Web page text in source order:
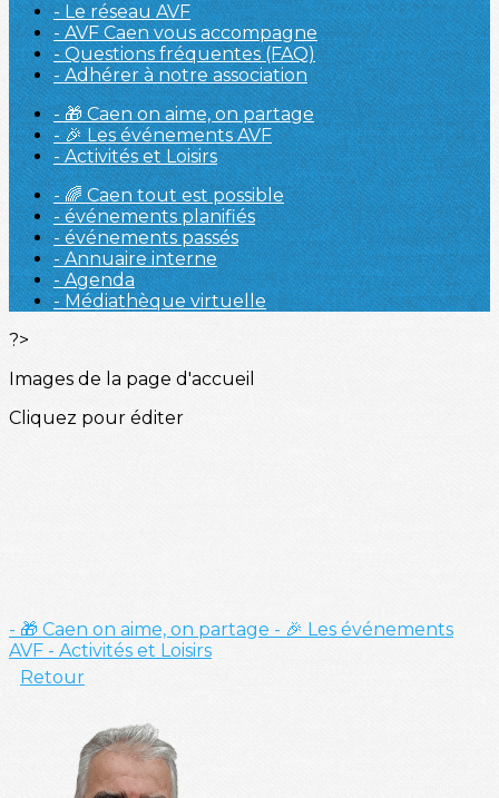
- Le réseau AVF
- AVF Caen vous accompagne
- Questions fréquentes (FAQ)
- Adhérer à notre association
- 🎁 Caen on aime, on partage
- 🎉 Les événements AVF
- Activités et Loisirs
- 🌈 Caen tout est possible
- événements planifiés
- événements passés
- Annuaire interne
- Agenda
- Médiathèque virtuelle
?>
Images de la page d'accueil
Cliquez pour éditer
- 🎁 Caen on aime, on partage - 🎉 Les événements
AVF - Activités et Loisirs
Retour